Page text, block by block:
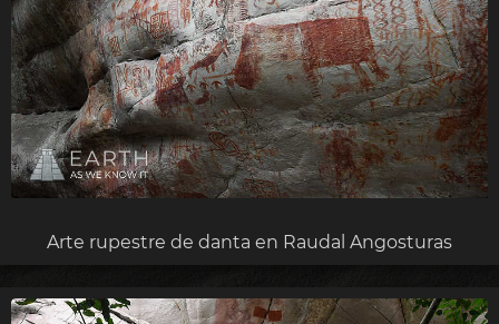
Arte rupestre de danta en Raudal Angosturas